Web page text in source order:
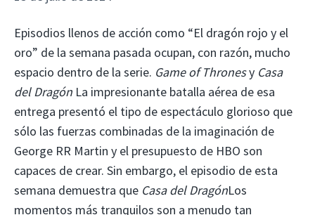
Episodios llenos de acción como “El dragón rojo y el
oro” de la semana pasada ocupan, con razón, mucho
espacio dentro de la serie. Game of Thronesy Casa
del Dragón La impresionante batalla aérea de esa
entrega presentó el tipo de espectáculo glorioso que
sólo las fuerzas combinadas de la imaginación de
George RR Martin y el presupuesto de HBO son
capaces de crear. Sin embargo, el episodio de esta
semana demuestra que Casa del DragónLos
momentos más tranquilos son a menudo tan